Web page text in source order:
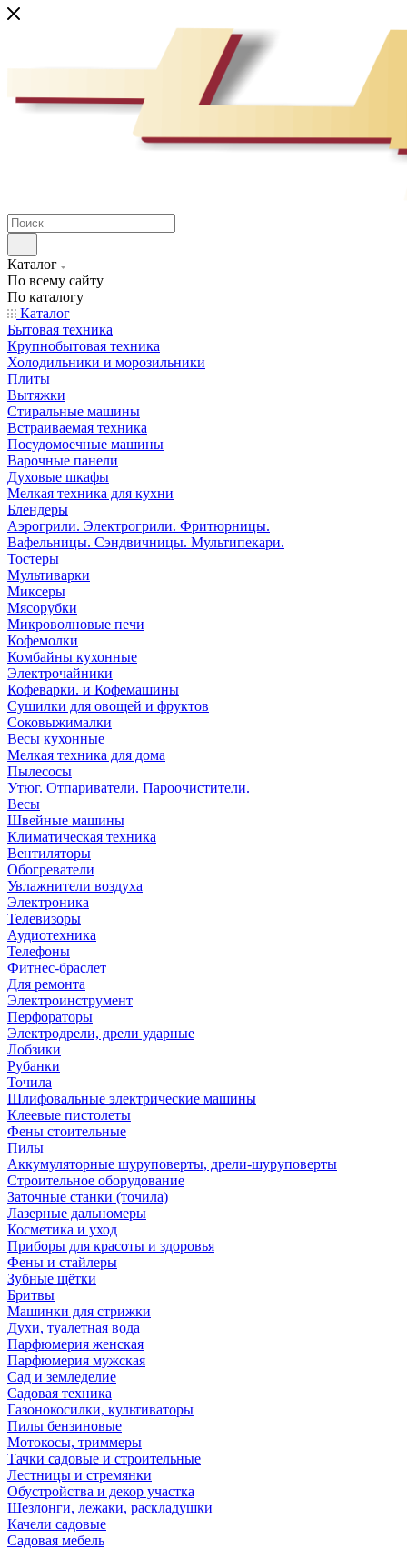
Каталог
По всему сайту
По каталогу
Каталог
Бытовая техника
Крупнобытовая техника
Холодильники и морозильники
Плиты
Вытяжки
Стиральные машины
Встраиваемая техника
Посудомоечные машины
Варочные панели
Духовые шкафы
Мелкая техника для кухни
Блендеры
Аэрогрили. Электрогрили. Фритюрницы.
Вафельницы. Сэндвичницы. Мультипекари.
Тостеры
Мультиварки
Миксеры
Мясорубки
Микроволновые печи
Кофемолки
Комбайны кухонные
Электрочайники
Кофеварки. и Кофемашины
Сушилки для овощей и фруктов
Соковыжималки
Весы кухонные
Мелкая техника для дома
Пылесосы
Утюг. Отпариватели. Пароочистители.
Весы
Швейные машины
Климатическая техника
Вентиляторы
Обогреватели
Увлажнители воздуха
Электроника
Телевизоры
Аудиотехника
Телефоны
Фитнес-браслет
Для ремонта
Электроинструмент
Перфораторы
Электродрели, дрели ударные
Лобзики
Рубанки
Точила
Шлифовальные электрические машины
Клеевые пистолеты
Фены стоительные
Пилы
Аккумуляторные шуруповерты, дрели-шуруповерты
Строительное оборудование
Заточные станки (точила)
Лазерные дальномеры
Косметика и уход
Приборы для красоты и здоровья
Фены и стайлеры
Зубные щётки
Бритвы
Машинки для стрижки
Духи, туалетная вода
Парфюмерия женская
Парфюмерия мужская
Сад и земледелие
Садовая техника
Газонокосилки, культиваторы
Пилы бензиновые
Мотокосы, триммеры
Тачки садовые и строительные
Лестницы и стремянки
Обустройства и декор участка
Шезлонги, лежаки, раскладушки
Качели садовые
Садовая мебель